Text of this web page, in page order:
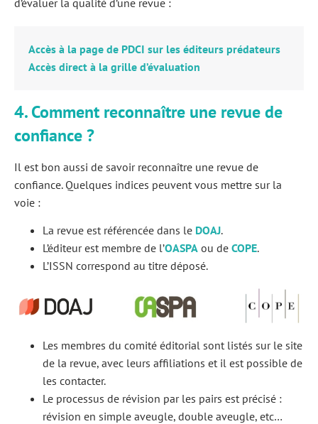
d’évaluer la qualité d’une revue :
Accès à la page de PDCI sur les éditeurs prédateurs
Accès direct à la grille d’évaluation
4. Comment reconnaître une revue de
confiance ?
Il est bon aussi de savoir reconnaître une revue de
confiance. Quelques indices peuvent vous mettre sur la
voie :
La revue est référencée dans le DOAJ.
L’éditeur est membre de l’OASPA ou de COPE.
L’ISSN correspond au titre déposé.
Les membres du comité éditorial sont listés sur le site
de la revue, avec leurs affiliations et il est possible de
les contacter.
Le processus de révision par les pairs est précisé :
révision en simple aveugle, double aveugle, etc…